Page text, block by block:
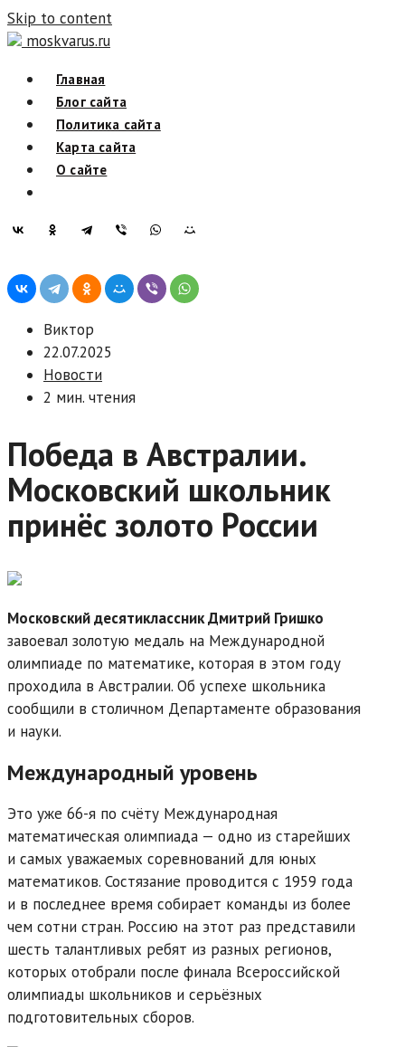
Skip to content
moskvarus.ru
Главная
Блог сайта
Политика сайта
Карта сайта
О сайте
Виктор
22.07.2025
Новости
2 мин. чтения
Победа в Австралии.
Московский школьник
принёс золото России
Московский десятиклассник Дмитрий Гришко
завоевал золотую медаль на Международной
олимпиаде по математике, которая в этом году
проходила в Австралии. Об успехе школьника
сообщили в столичном Департаменте образования
и науки.
Международный уровень
Это уже 66-я по счёту Международная
математическая олимпиада — одно из старейших
и самых уважаемых соревнований для юных
математиков. Состязание проводится с 1959 года
и в последнее время собирает команды из более
чем сотни стран. Россию на этот раз представили
шесть талантливых ребят из разных регионов,
которых отобрали после финала Всероссийской
олимпиады школьников и серьёзных
подготовительных сборов.